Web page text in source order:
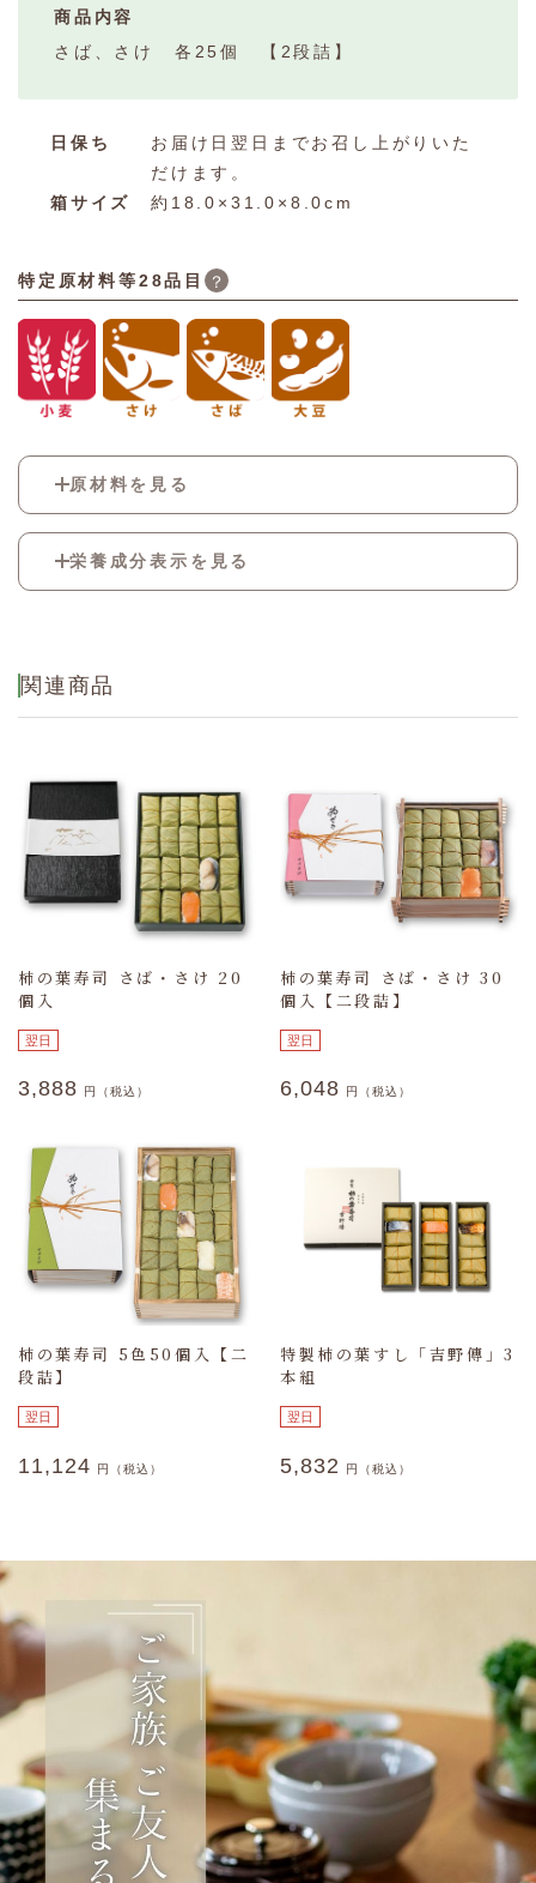
原材料を見る
糖、醸造酢、食塩)、調味液、植物油]、酢〆さ
ば、酢〆さけ、醤油、甘酢生姜/調味料(アミノ
栄養成分表示を見る
脂質 39.4g
食塩相当量 33.5g
(推定値)
商品内容
さば、さけ 各25個 【2段詰】
日保ち
お届け日翌日までお召し上がりいた
だけます。
箱サイズ
約18.0×31.0×8.0cm
特定原材料等28品目 ？
関連商品
柿の葉寿司 さば・さけ 20
個入
翌日
3,888 円（税込）
柿の葉寿司 さば・さけ 30
個入【二段詰】
翌日
6,048 円（税込）
柿の葉寿司 5色50個入【二
段詰】
翌日
11,124 円（税込）
特製柿の葉すし「吉野傳」3
本組
翌日
5,832 円（税込）